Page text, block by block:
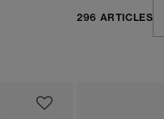
296 ARTICLES